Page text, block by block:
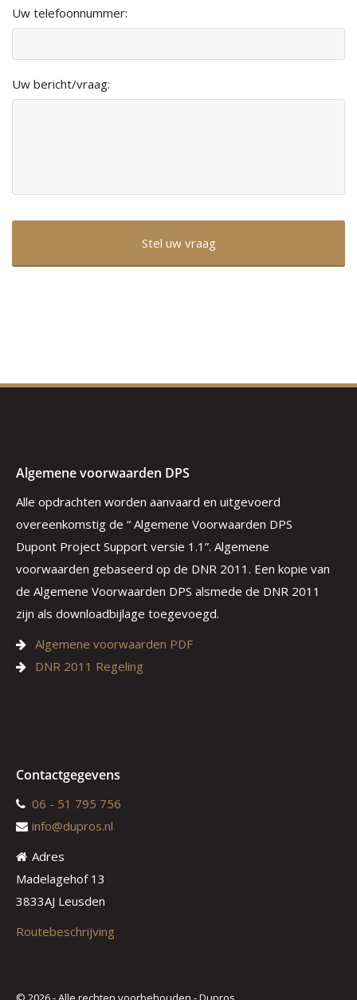
Uw telefoonnummer:
Uw bericht/vraag:
Algemene voorwaarden DPS
Alle opdrachten worden aanvaard en uitgevoerd
overeenkomstig de “ Algemene Voorwaarden DPS
Dupont Project Support versie 1.1”. Algemene
voorwaarden gebaseerd op de DNR 2011. Een kopie van
de Algemene Voorwaarden DPS alsmede de DNR 2011
zijn als downloadbijlage toegevoegd.
Algemene voorwaarden PDF
DNR 2011 Regeling
Contactgegevens
06 - 51 795 756
info@dupros.nl
Adres
Madelagehof 13
3833AJ Leusden
Routebeschrijving